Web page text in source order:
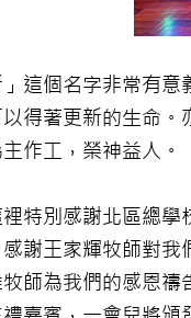
」這個名字非常有
得著更新的生命
作工，榮神益人。
特別感謝北區總
謝王家輝牧師對
師為我們的感恩